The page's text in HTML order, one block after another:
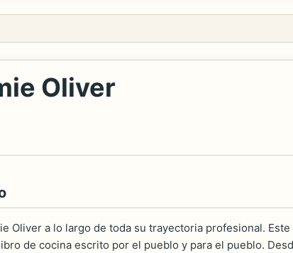
Oliver
Oliver a lo largo de toda su trayectoria profesional.
de cocina escrito por el pueblo y para el pueblo.